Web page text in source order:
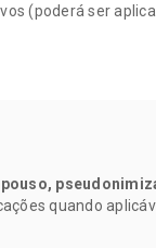
(poderá ser
quando